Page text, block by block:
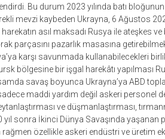
Bu durum 2023 yılında batı bloğunun
mevzi kaybeden Ukrayna, 6 Ağustos
asıl maksadı Rusya ile ateşkes ve
parçasını pazarlık masasına
karşı savunmada kullanabilecekleri
bölgesine bir işgal harekâtı yapılması
savaş boyunca Ukrayna’ya ABD
maddi yardım değil askeri personel
ve düşmanlaştırması,
sonra İkinci Dünya Savaşında yaşanan
rağmen özellikle askeri endüstri ve üretim